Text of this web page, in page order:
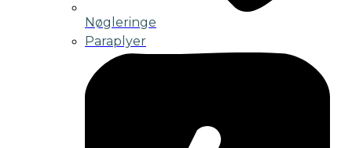
Nøgleringe
Paraplyer